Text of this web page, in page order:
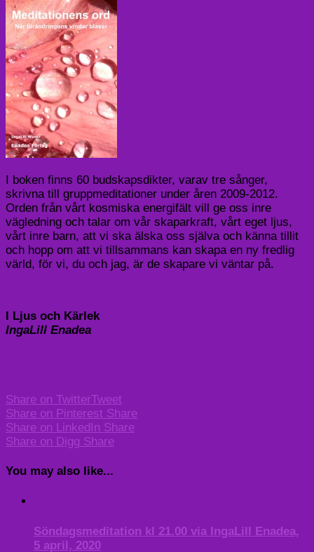
I boken finns 60 budskapsdikter, varav tre sånger,
skrivna till gruppmeditationer under åren 2009-2012.
Orden från vårt kosmiska energifält vill ge oss inre
vägledning och talar om vår skaparkraft, vårt eget ljus,
vårt inre barn, att vi ska älska oss själva och känna tillit
och hopp om att vi tillsammans kan skapa en ny fredlig
värld, för vi, du och jag, är de skapare vi väntar på.
I Ljus och Kärlek
IngaLill Enadea
Share on TwitterTweet
Share on Pinterest Share
Share on LinkedIn Share
Share on Digg Share
You may also like...
Söndagsmeditation kl 21.00 via IngaLill Enadea,
5 april, 2020